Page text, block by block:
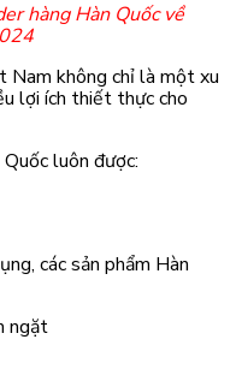
hàng Hàn Quốc về
Nam không chỉ là một xu
lợi ích thiết thực cho
luôn được:
các sản phẩm Hàn
ngặt